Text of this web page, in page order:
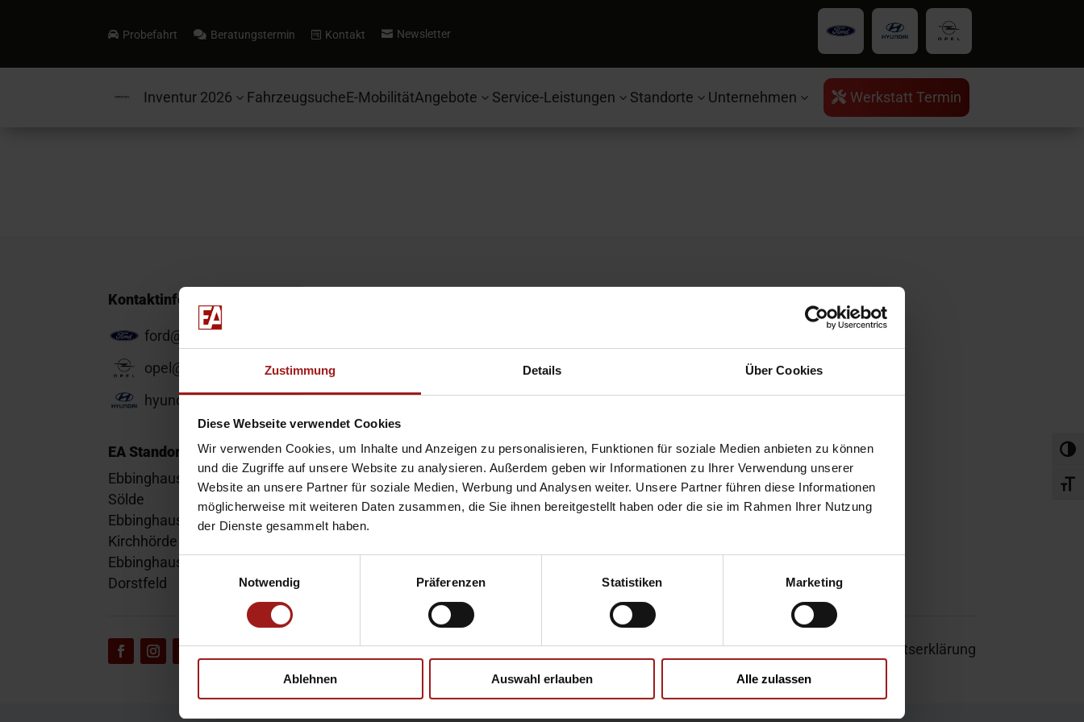
Zustimmung Details Über Cookies
Diese Webseite verwendet Cookies
Wir verwenden Cookies, um Inhalte und Anzeigen zu personalisieren, Funktionen für soziale Medien anbieten zu können
und die Zugriffe auf unsere Website zu analysieren. Außerdem geben wir Informationen zu Ihrer Verwendung unserer
Website an unsere Partner für soziale Medien, Werbung und Analysen weiter. Unsere Partner führen diese Informationen
möglicherweise mit weiteren Daten zusammen, die Sie ihnen bereitgestellt haben oder die sie im Rahmen Ihrer Nutzung
der Dienste gesammelt haben.
Einwilligungsauswahl
Notwendig
Präferenzen Statistiken Marketing
Ablehnen Auswahl erlauben Alle zulassen
 Probefahrt  Beratungstermin  Kontakt  Newsletter
Inventur 2026 3 FahrzeugsucheE-MobilitätAngebote 3 Service-Leistungen 3 Standorte 3 Unternehmen 3  Werkstatt Termin
Kontaktinformationen
ford@ea-mail.de
opel@ea-mail.de
hyundai@ea-mail.de
Ford
Opel
Beratungstermin
Probefahrt
EA Standorte
Ebbinghaus am Flughafen – Dortmund
Sölde
Ebbinghaus am Tierpark – Dortmund
Kirchhörde
Ebbinghaus Autozentrum – Dortmund
Dorstfeld
Ebbinghaus Ford Store – Bochum
Ebbinghaus in Hamm
Datenschutzerklärung|Impressum|Garantie|Barrierefreiheitserklärung